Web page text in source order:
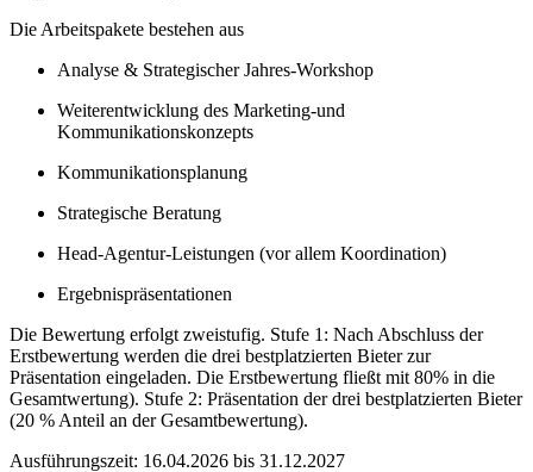
Die Arbeitspakete bestehen aus
Analyse & Strategischer Jahres-Workshop
Weiterentwicklung des Marketing-und
Kommunikationskonzepts
Kommunikationsplanung
Strategische Beratung
Head-Agentur-Leistungen (vor allem Koordination)
Ergebnispräsentationen
Die Bewertung erfolgt zweistufig. Stufe 1: Nach Abschluss der
Erstbewertung werden die drei bestplatzierten Bieter zur
Präsentation eingeladen. Die Erstbewertung fließt mit 80% in die
Gesamtwertung). Stufe 2: Präsentation der drei bestplatzierten Bieter
(20 % Anteil an der Gesamtbewertung).
Ausführungszeit: 16.04.2026 bis 31.12.2027